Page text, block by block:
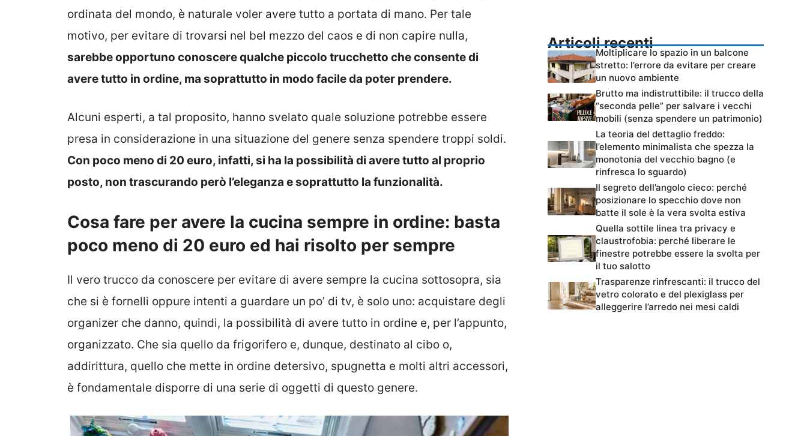
ordinata del mondo, è naturale voler avere tutto a portata di mano. Per tale
motivo, per evitare di trovarsi nel bel mezzo del caos e di non capire nulla,
sarebbe opportuno conoscere qualche piccolo trucchetto che consente di
avere tutto in ordine, ma soprattutto in modo facile da poter prendere.
Alcuni esperti, a tal proposito, hanno svelato quale soluzione potrebbe essere
presa in considerazione in una situazione del genere senza spendere troppi soldi.
Con poco meno di 20 euro, infatti, si ha la possibilità di avere tutto al proprio
posto, non trascurando però l’eleganza e soprattutto la funzionalità.
Cosa fare per avere la cucina sempre in ordine: basta
poco meno di 20 euro ed hai risolto per sempre
Il vero trucco da conoscere per evitare di avere sempre la cucina sottosopra, sia
che si è fornelli oppure intenti a guardare un po’ di tv, è solo uno: acquistare degli
organizer che danno, quindi, la possibilità di avere tutto in ordine e, per l’appunto,
organizzato. Che sia quello da frigorifero e, dunque, destinato al cibo o,
addirittura, quello che mette in ordine detersivo, spugnetta e molti altri accessori,
è fondamentale disporre di una serie di oggetti di questo genere.
Articoli recenti
Moltiplicare lo spazio in un balcone
stretto: l’errore da evitare per creare
un nuovo ambiente
Brutto ma indistruttibile: il trucco della
“seconda pelle” per salvare i vecchi
mobili (senza spendere un patrimonio)
La teoria del dettaglio freddo:
l’elemento minimalista che spezza la
monotonia del vecchio bagno (e
rinfresca lo sguardo)
Il segreto dell’angolo cieco: perché
posizionare lo specchio dove non
batte il sole è la vera svolta estiva
Quella sottile linea tra privacy e
claustrofobia: perché liberare le
finestre potrebbe essere la svolta per
il tuo salotto
Trasparenze rinfrescanti: il trucco del
vetro colorato e del plexiglass per
alleggerire l’arredo nei mesi caldi